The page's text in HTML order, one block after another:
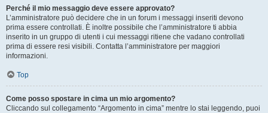
Perché il mio messaggio deve essere approvato?
L’amministratore può decidere che in un forum i messaggi inseriti devono
prima essere controllati. È inoltre possibile che l’amministratore ti abbia
inserito in un gruppo di utenti i cui messaggi ritiene che vadano controllati
prima di essere resi visibili. Contatta l’amministratore per maggiori
informazioni.
Top
Come posso spostare in cima un mio argomento?
Cliccando sul collegamento “Argomento in cima” mentre lo stai leggendo, puoi